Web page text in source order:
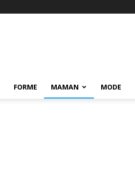
FORME MAMAN MODE